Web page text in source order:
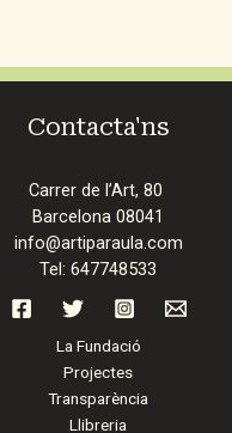
Contacta'ns
Carrer de l’Art, 80
Barcelona 08041
info@artiparaula.com
Tel: 647748533
La Fundació
Projectes
Transparència
Llibreria